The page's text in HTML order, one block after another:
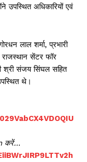
उपस्थित अधिकारियों एवं
लाल शर्मा, प्रभारी
सेंटर फॉर
श्री संजय सिंघल सहित
थे।
करें…